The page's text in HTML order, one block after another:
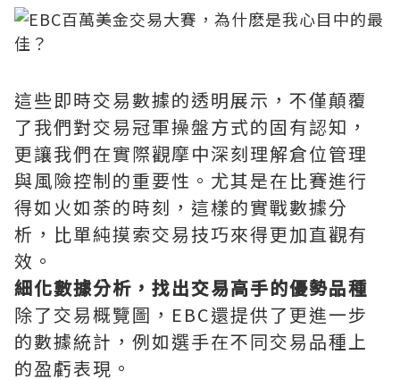
這些即時交易數據的透明展示，不僅顛覆
了我們對交易冠軍操盤方式的固有認知，
更讓我們在實際觀摩中深刻理解倉位管理
與風險控制的重要性。尤其是在比賽進行
得如火如荼的時刻，這樣的實戰數據分
析，比單純摸索交易技巧來得更加直觀有
效。
細化數據分析，找出交易高手的優勢品種
除了交易概覽圖，EBC還提供了更進一步
的數據統計，例如選手在不同交易品種上
的盈虧表現。